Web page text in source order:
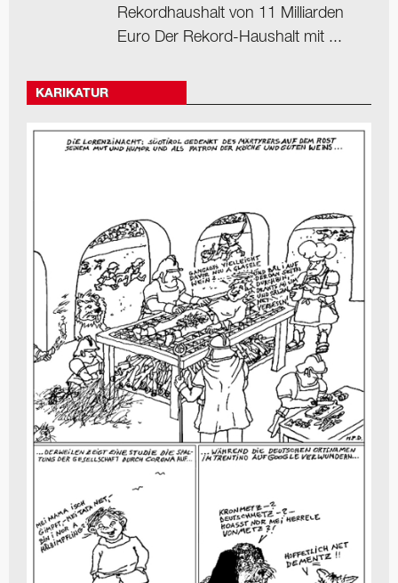
Rekordhaushalt von 11 Milliarden
Euro Der Rekord-Haushalt mit ...
KARIKATUR